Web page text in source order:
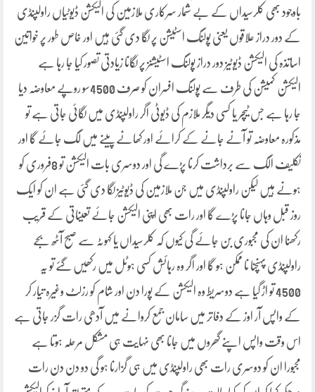
باوجود بھی کلرسیداں کے بے شمار سرکاری ملازمین کی الیکشن ڈیوٹیاں راولپنڈی
کے دور دراز علاقوں یعنی پولنگ اسٹیشن پر لگا دی گئی ہیں اور خاص طور پر خواتین
اساتذہ کی الیکشن ڈیوٹیز دور دراز پولنگ اسٹیشنز پر لگانا زیادتی تصور کیا جا رہا ہے
الیکشن کمیشن کی طرف سے پولنگ افسران کو صرف 4500سو روپے معاوضہ دیا
جا رہا ہے جس ٹیچر یا کسی دیگر ملازم کی ڈیوٹی اگر راولپنڈی میں لگائی جاتی ہے تو
مذکورہ معاوضہ تو آنے جانے کے کرائے اور کھانے پینے میں لگ جائے گا اور
تکلیف الگ سے برداشت کرنا پڑے گی اور دوسری بات الیکشن تو 8فروری کو
ہونے ہیں لیکن راولپنڈی میں جن ملازمین کی ڈیوٹیز لگا دی گئی ہے ان کو ایک
روز قبل وہاں جانا پڑے گا اور رات بھی اپنی الیکشن جائے تعیناتی کے قریب
رکھنا ان کی مجبوری بن جائے گی کیوں کہ کلرسیداں یا کہوٹہ سے صبح آٹھ بجے
راولپنڈی پہنچنا نا ممکن ہو گا اور اگر وہ رہائش کسی ہوٹل میں رکھیں گئے تو یہ
4500 تو اڑ گیا ہے دوسریط وہ الیکشن کے پورا دن اور شام کو رزلٹ وغیرہ تیار کر
کے واپس آر اوز کے دفاتر میں سامان جمع کروانے میں آدھی رات گزر جاتی ہے
اس وقت واپس اپنے گھروں میں جانا بھی نہایت ہی مشکل مرحلہ ہوتا ہے
مجبورا ان کو دوسری رات بھی راولپنڈی میں ہی گزارنا ہو گی دو دن دن رات